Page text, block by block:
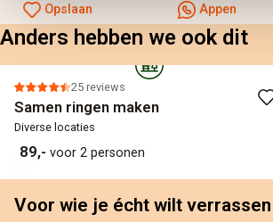
Opslaan Appen
Anders hebben we ook dit
25 reviews
Samen ringen maken
Diverse locaties
89,- voor 2 personen
Voor wie je écht wilt verrassen